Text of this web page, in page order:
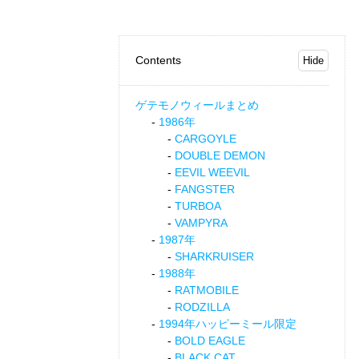
Contents
ゲテモノウィールまとめ
1986年
CARGOYLE
DOUBLE DEMON
EEVIL WEEVIL
FANGSTER
TURBOA
VAMPYRA
1987年
SHARKRUISER
1988年
RATMOBILE
RODZILLA
1994年ハッピーミール限定
BOLD EAGLE